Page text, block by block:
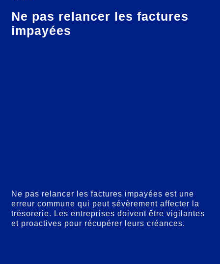
Ne pas relancer les factures
impayées
Ne pas relancer les factures impayées est une
erreur commune qui peut sévèrement affecter la
trésorerie. Les entreprises doivent être vigilantes
et proactives pour récupérer leurs créances.